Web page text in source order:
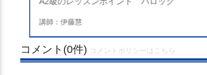
講師：伊藤慧
コメント(0件) コメントポリシーはこちら